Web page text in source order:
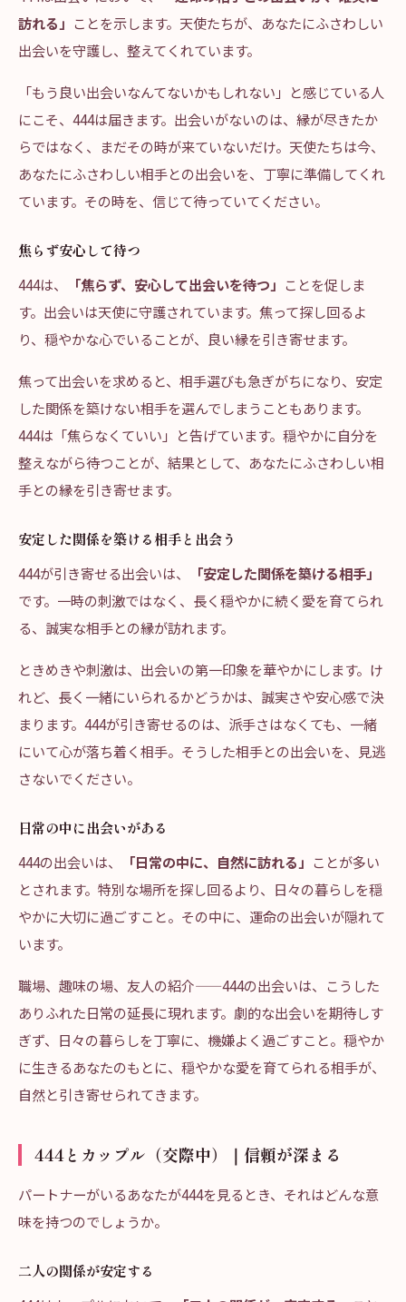
訪れる」 ことを示します。天使たちが、あなたにふさわしい
出会いを守護し、整えてくれています。
「もう良い出会いなんてないかもしれない」と感じている人
にこそ、444は届きます。出会いがないのは、縁が尽きたか
らではなく、まだその時が来ていないだけ。天使たちは今、
あなたにふさわしい相手との出会いを、丁寧に準備してくれ
ています。その時を、信じて待っていてください。
焦らず安心して待つ
444は、
「焦らず、安心して出会いを待つ」 ことを促しま
す。出会いは天使に守護されています。焦って探し回るよ
り、穏やかな心でいることが、良い縁を引き寄せます。
焦って出会いを求めると、相手選びも急ぎがちになり、安定
した関係を築けない相手を選んでしまうこともあります。
444は「焦らなくていい」と告げています。穏やかに自分を
整えながら待つことが、結果として、あなたにふさわしい相
手との縁を引き寄せます。
安定した関係を築ける相手と出会う
444が引き寄せる出会いは、
「安定した関係を築ける相手」
です。一時の刺激ではなく、長く穏やかに続く愛を育てられ
る、誠実な相手との縁が訪れます。
ときめきや刺激は、出会いの第一印象を華やかにします。け
れど、長く一緒にいられるかどうかは、誠実さや安心感で決
まります。444が引き寄せるのは、派手さはなくても、一緒
にいて心が落ち着く相手。そうした相手との出会いを、見逃
さないでください。
日常の中に出会いがある
444の出会いは、
「日常の中に、自然に訪れる」 ことが多い
とされます。特別な場所を探し回るより、日々の暮らしを穏
やかに大切に過ごすこと。その中に、運命の出会いが隠れて
います。
職場、趣味の場、友人の紹介——444の出会いは、こうした
ありふれた日常の延長に現れます。劇的な出会いを期待しす
ぎず、日々の暮らしを丁寧に、機嫌よく過ごすこと。穏やか
に生きるあなたのもとに、穏やかな愛を育てられる相手が、
自然と引き寄せられてきます。
444とカップル（交際中）｜信頼が深まる
パートナーがいるあなたが444を見るとき、それはどんな意
味を持つのでしょうか。
二人の関係が安定する